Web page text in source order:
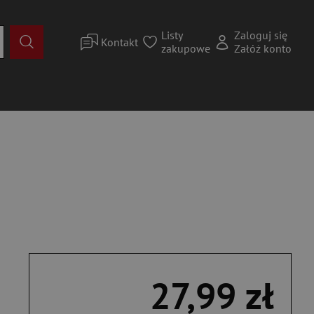
Kontakt
Listy
zakupowe
Zaloguj się
Załóż konto
27,99 zł